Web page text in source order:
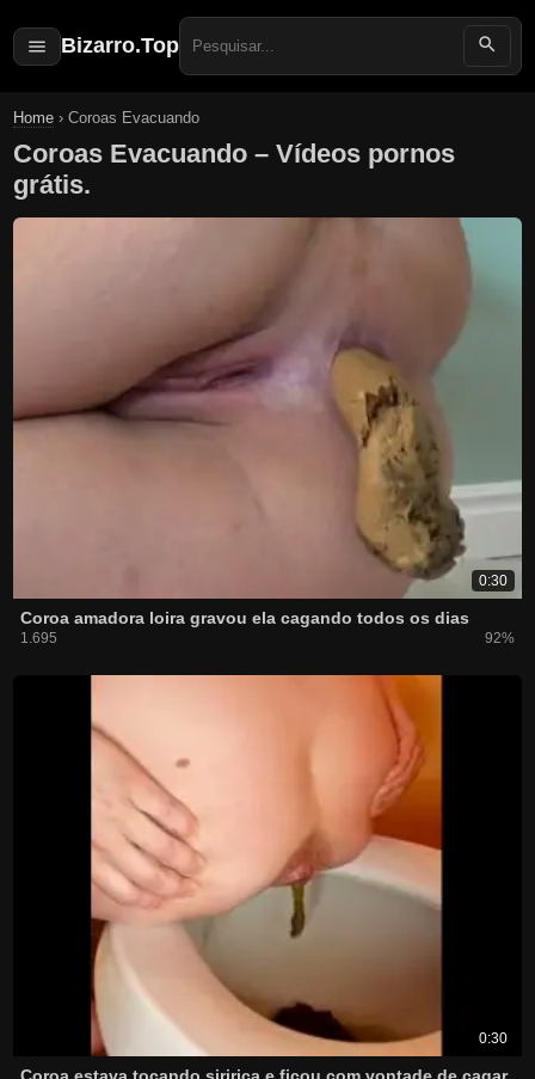
Bizarro.Top
Search
for:
Home ›Coroas Evacuando
Coroas Evacuando – Vídeos pornos
grátis.
0:30
Coroa amadora loira gravou ela cagando todos os dias
1.695 92%
0:30